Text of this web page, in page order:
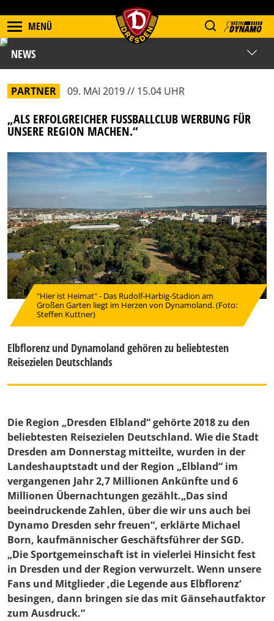
MENÜ
NEWS
PARTNER 09. MAI 2019 // 15.04 UHR
„ALS ERFOLGREICHER FUSSBALLCLUB WERBUNG FÜR U
NSERE REGION MACHEN.“
"Hier ist Heimat" - Das Rudolf-Harbig-Stadion am
Großen Garten liegt im Herzen von Dynamoland. (Foto:
Steffen Kuttner)
Elbflorenz und Dynamoland gehören zu beliebtesten
Reisezielen Deutschlands
Die Region „Dresden Elbland“ gehörte 2018 zu den
beliebtesten Reisezielen Deutschland. Wie die Stadt
Dresden am Donnerstag mitteilte, wurden in der
Landeshauptstadt und der Region „Elbland“ im
vergangenen Jahr 2,7 Millionen Ankünfte und 6
Millionen Übernachtungen gezählt.„Das sind
beeindruckende Zahlen, über die wir uns auch bei
Dynamo Dresden sehr freuen“, erklärte Michael
Born, kaufmännischer Geschäftsführer der SGD.
„Die Sportgemeinschaft ist in vielerlei Hinsicht fest
in Dresden und der Region verwurzelt. Wenn unsere
Fans und Mitglieder ,die Legende aus Elbflorenz‘
besingen, dann bringen sie das mit Gänsehautfaktor
zum Ausdruck.“